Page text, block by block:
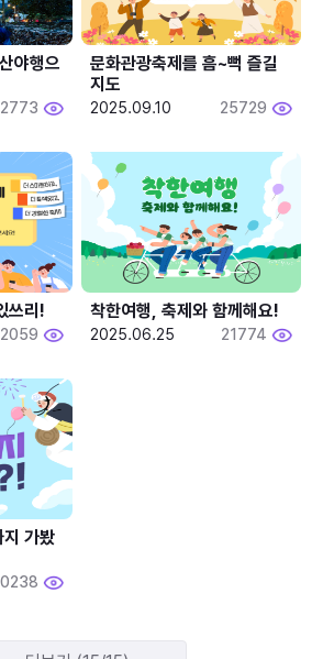
야행으
문화관광축제를 흠~뻑 즐길
지도
2025.09.10 25729
쓰리! 착한여행, 축제와 함께해요!
2025.06.25 21774
지 가봤